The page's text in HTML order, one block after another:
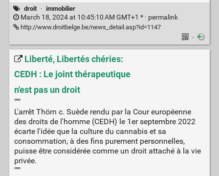
droit · immobilier
March 18, 2024 at 10:45:10 AM GMT+1 * · permalink
http://www.droitbelge.be/news_detail.asp?id=1147
·
Liberté, Libertés chéries:
CEDH : Le joint thérapeutique
n'est pas un droit
"""
L'arrêt Thörn c. Suède rendu par la Cour européenne
des droits de l'homme (CEDH) le 1er septembre 2022
écarte l'idée que la culture du cannabis et sa
consommation, à des fins purement personnelles,
puisse être considérée comme un droit attaché à la vie
privée.
"""